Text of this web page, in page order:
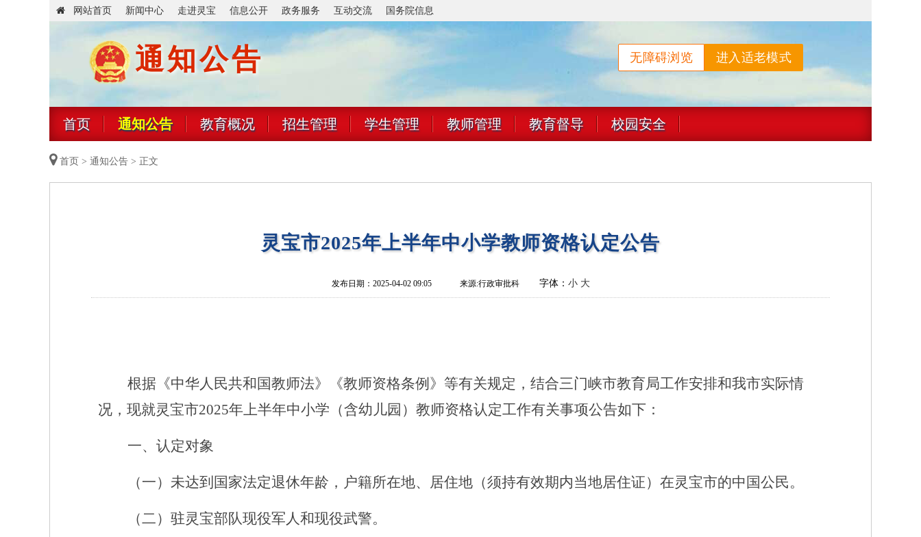
网站首页 新闻中心 走进灵宝 信息公开 政务服务 互动交流 国务院信息
通知公告 无障碍浏览 进入适老模式
首页 通知公告 教育概况 招生管理 学生管理 教师管理 教育督导 校园安全
首页 > 通知公告 > 正文
灵宝市2025年上半年中小学教师资格认定公告
发布日期：2025-04-02 09:05 来源:行政审批科 字体： 小 大
根据《中华人民共和国教师法》《教师资格条例》等有关规定，结合三门峡市教育局工作安排和我市实际情
况，现就灵宝市2025年上半年中小学（含幼儿园）教师资格认定工作有关事项公告如下：
一、 认定对象
（一）未达到国家法定退休年龄，户籍所在地、居住地（须持有效期内当地居住证）在灵宝市的中国公民。
（二）驻灵宝部队现役军人和现役武警。